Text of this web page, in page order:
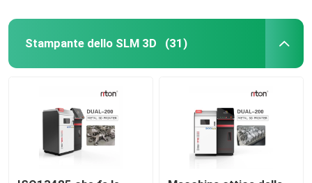
Stampante dello SLM 3D (31)